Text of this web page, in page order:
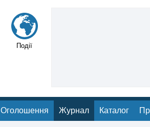
Події
Оголошення Журнал Каталог